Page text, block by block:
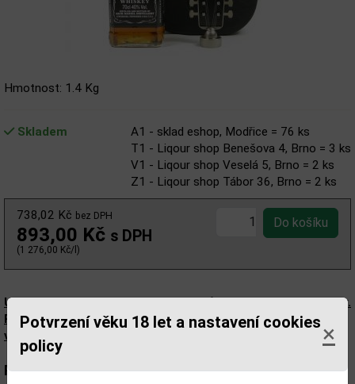
Potvrzení věku 18 let a nastavení cookies
policy
×
Hmotnost: 1.4 Kg
Skladem
A1 - sklad eshop, Modřice = 76 ks
T1 - Liqour shop Benešova 4, Brno = 3 ks
V1 - Liqour shop Veselá 5, Brno = 2 ks
Z1 - Liqour shop Tábor 36, Brno = 2 ks
738,02 Kč bez DPH
893,00 Kč s DPH
(1 276,00 Kč/l)
Upozorňujeme, že tento produkt může obsahovat alergeny.
Přesné složení a alergeny jsou k dispozici na obalu
výrobku. Zkontrolujte prosím před konzumací.
Parametry: